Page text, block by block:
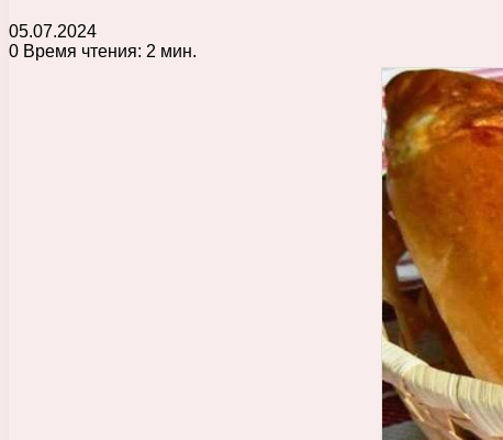
05.07.2024
0 Время чтения: 2 мин.